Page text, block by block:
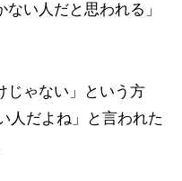
い人だと思われる」
じゃない」という方
人だよね」と言われた